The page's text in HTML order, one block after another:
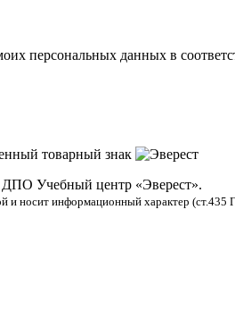
персональных данных в
товарный знак
Учебный центр «Эверест».
и носит информационный характер (ст.435